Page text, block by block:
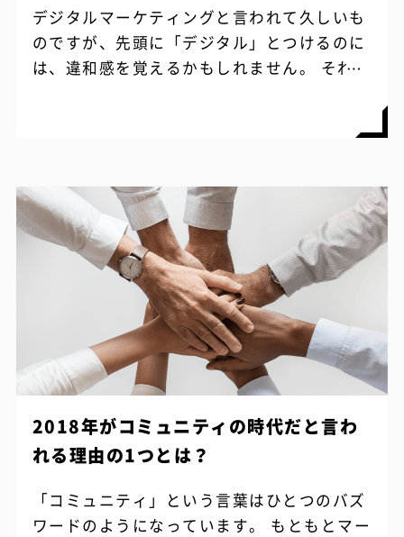
デジタルマーケティングと言われて久しいも
のですが、先頭に「デジタル」とつけるのに
は、違和感を覚えるかもしれません。 それだ
2018年がコミュニティの時代だと言わ
れる理由の1つとは？
「コミュニティ」という言葉はひとつのバズ
ワードのようになっています。 もともとマー